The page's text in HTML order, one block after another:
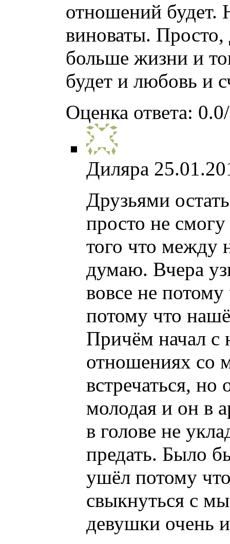
отношений
виноваты.
больше жизни и
будет и любовь и
Оценка ответа: 0.0/
Диляра
Друзьями
просто не
того что между
думаю. Вчера
вовсе не
потому что
Причём начал
отношениях со
встречаться, но
молодая и он в
в голове не
предать. Было
ушёл потому
свыкнуться с
девушки очень